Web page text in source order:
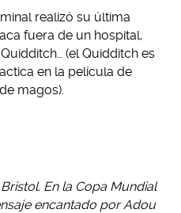
realizó su última
fuera de un hospital,
(el Quidditch es
en la película de
magos).
En la Copa Mundial
encantado por Adou